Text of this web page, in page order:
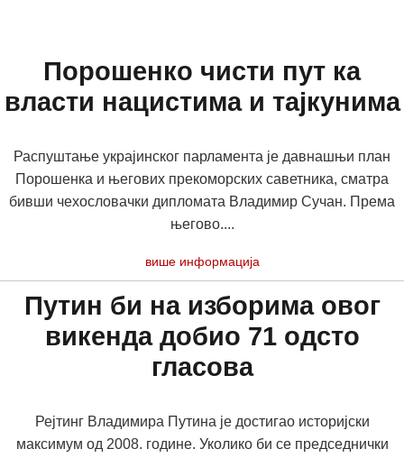
Порошенко чисти пут ка
власти нацистима и тајкунима
Распуштање украјинског парламента је давнашњи план
Порошенка и његових прекоморских саветника, сматра
бивши чехословачки дипломата Владимир Сучан. Према
његово....
више информација
Путин би на изборима овог
викенда добио 71 одсто
гласова
Рејтинг Владимира Путина је достигао историјски
максимум од 2008. године. Уколико би се председнички